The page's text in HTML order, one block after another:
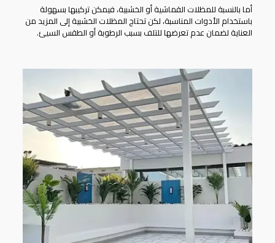
أما بالنسبة للمظلات القماشية أو الخشبية، فيمكن تركيبها بسهولة
باستخدام الأدوات المناسبة، لكن تحتاج المظلات الخشبية إلى المزيد من
العناية لضمان عدم تعرضها للتلف بسبب الرطوبة أو الطقس السيئ.